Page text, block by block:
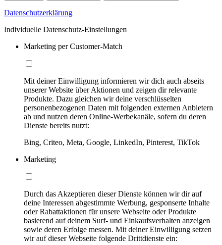
Datenschutzerklärung
Individuelle Datenschutz-Einstellungen
Marketing per Customer-Match
Mit deiner Einwilligung informieren wir dich auch abseits
unserer Website über Aktionen und zeigen dir relevante
Produkte. Dazu gleichen wir deine verschlüsselten
personenbezogenen Daten mit folgenden externen Anbietern
ab und nutzen deren Online-Werbekanäle, sofern du deren
Dienste bereits nutzt:
Bing, Criteo, Meta, Google, LinkedIn, Pinterest, TikTok
Marketing
Durch das Akzeptieren dieser Dienste können wir dir auf
deine Interessen abgestimmte Werbung, gesponserte Inhalte
oder Rabattaktionen für unsere Webseite oder Produkte
basierend auf deinem Surf- und Einkaufsverhalten anzeigen
sowie deren Erfolge messen. Mit deiner Einwilligung setzen
wir auf dieser Webseite folgende Drittdienste ein: